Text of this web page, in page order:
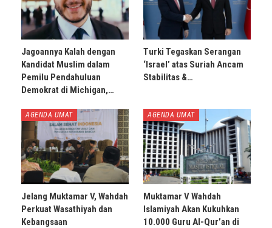
Jagoannya Kalah dengan
Kandidat Muslim dalam
Pemilu Pendahuluan
Demokrat di Michigan,…
Turki Tegaskan Serangan
‘Israel’ atas Suriah Ancam
Stabilitas &…
AGENDA UMAT
Jelang Muktamar V, Wahdah
Perkuat Wasathiyah dan
Kebangsaan
AGENDA UMAT
Muktamar V Wahdah
Islamiyah Akan Kukuhkan
10.000 Guru Al-Qur’an di